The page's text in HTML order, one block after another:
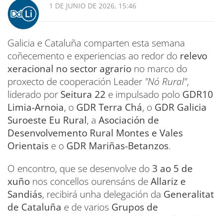
1 DE JUNIO DE 2026, 15:46
Galicia e Cataluña comparten esta semana
coñecemento e experiencias ao redor do relevo
xeracional no sector agrario no marco do
proxecto de cooperación Leader "Nó Rural",
liderado por Seitura 22 e impulsado polo GDR10
Limia-Arnoia, o GDR Terra Chá, o GDR Galicia
Suroeste Eu Rural, a Asociación de
Desenvolvemento Rural Montes e Vales
Orientais e o GDR Mariñas-Betanzos.
O encontro, que se desenvolve do 3 ao 5 de
xuño nos concellos ourensáns deAllariz e
Sandiás, recibirá unha delegación da Generalitat
de Cataluña e de varios Grupos de